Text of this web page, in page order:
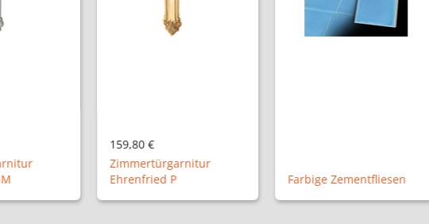
159,80 €
Zimmertürgarnitur
Ehrenfried P
Farbige Zementfliesen